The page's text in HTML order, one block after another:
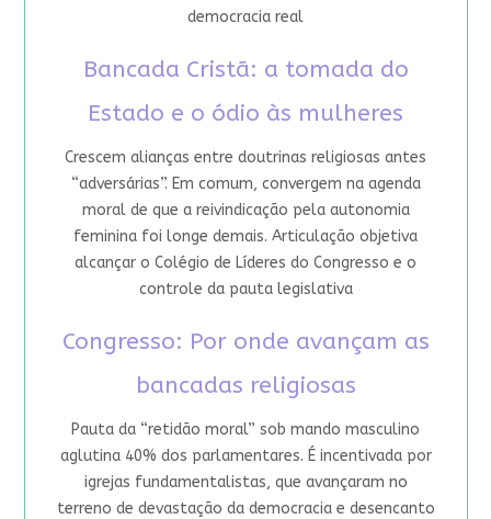
democracia real
Bancada Cristã: a tomada do
Estado e o ódio às mulheres
Crescem alianças entre doutrinas religiosas antes
“adversárias”. Em comum, convergem na agenda
moral de que a reivindicação pela autonomia
feminina foi longe demais. Articulação objetiva
alcançar o Colégio de Líderes do Congresso e o
controle da pauta legislativa
Congresso: Por onde avançam as
bancadas religiosas
Pauta da “retidão moral” sob mando masculino
aglutina 40% dos parlamentares. É incentivada por
igrejas fundamentalistas, que avançaram no
terreno de devastação da democracia e desencanto